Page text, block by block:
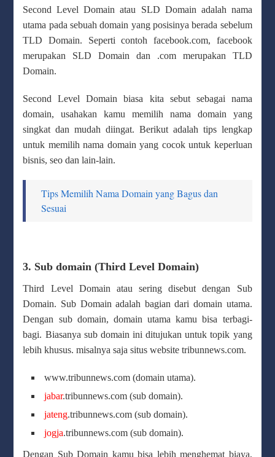
Second Level Domain atau SLD Domain adalah nama
utama pada sebuah domain yang posisinya berada sebelum
TLD Domain. Seperti contoh facebook.com, facebook
merupakan SLD Domain dan .com merupakan TLD
Domain.
Second Level Domain biasa kita sebut sebagai nama
domain, usahakan kamu memilih nama domain yang
singkat dan mudah diingat. Berikut adalah tips lengkap
untuk memilih nama domain yang cocok untuk keperluan
bisnis, seo dan lain-lain.
Tips Memilih Nama Domain yang Bagus dan
Sesuai
3. Sub domain (Third Level Domain)
Third Level Domain atau sering disebut dengan Sub
Domain. Sub Domain adalah bagian dari domain utama.
Dengan sub domain, domain utama kamu bisa terbagi-
bagi. Biasanya sub domain ini ditujukan untuk topik yang
lebih khusus. misalnya saja situs website tribunnews.com.
www.tribunnews.com (domain utama).
jabar.tribunnews.com (sub domain).
jateng.tribunnews.com (sub domain).
jogja.tribunnews.com (sub domain).
Dengan Sub Domain kamu bisa lebih menghemat biaya,